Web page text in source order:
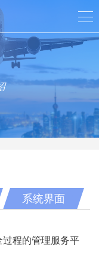
系统界面
程的管理服务平